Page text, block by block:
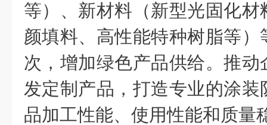
等）、新材料（新型光固化
颜填料、高性能特种树脂等
次，增加绿色产品供给。推
发定制产品，打造专业的涂
品加工性能、使用性能和质量